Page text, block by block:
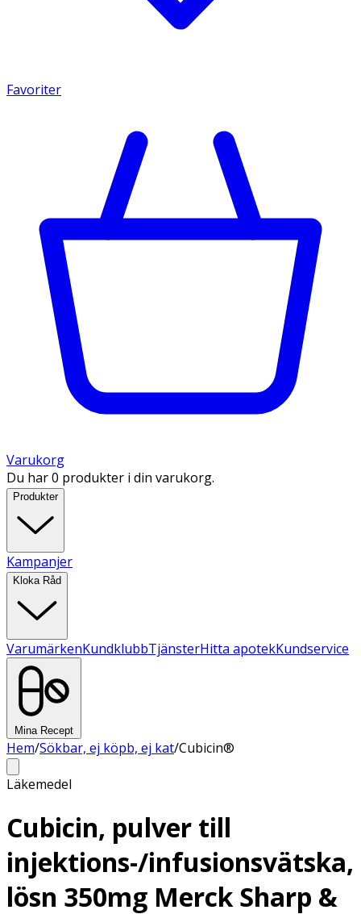
Favoriter
Varukorg
Du har 0 produkter i din varukorg.
Produkter
Kampanjer
Kloka Råd
VarumärkenKundklubbTjänsterHitta apotekKundservice
Mina Recept
Hem/Sökbar, ej köpb, ej kat/Cubicin®
Läkemedel
Cubicin, pulver till
injektions-/infusionsvätska,
lösn 350mg Merck Sharp &